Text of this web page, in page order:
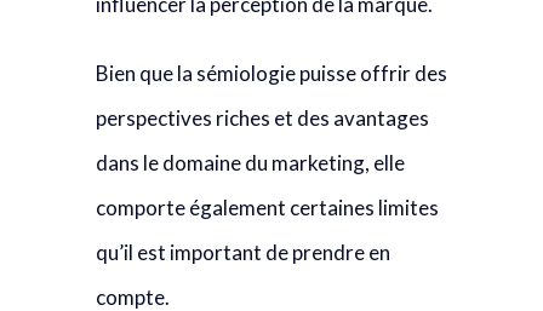
Bien que la sémiologie puisse offrir des
perspectives riches et des avantages
dans le domaine du marketing, elle
comporte également certaines limites
qu’il est important de prendre en
compte.